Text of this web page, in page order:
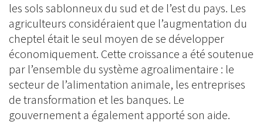
les sols sablonneux du sud et de l’est du pays. Les
agriculteurs considéraient que l’augmentation du
cheptel était le seul moyen de se développer
économiquement. Cette croissance a été soutenue
par l’ensemble du système agroalimentaire : le
secteur de l’alimentation animale, les entreprises
de transformation et les banques. Le
gouvernement a également apporté son aide.